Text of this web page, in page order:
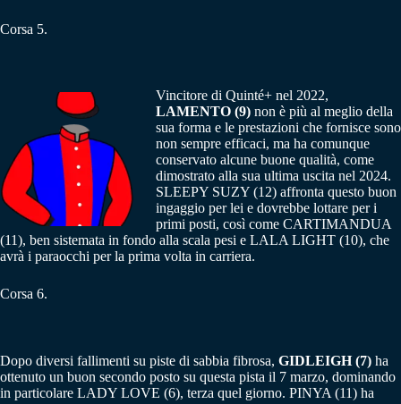
Corsa 5.
Vincitore di Quinté+ nel 2022,
LAMENTO (9) non è più al meglio della
sua forma e le prestazioni che fornisce sono
non sempre efficaci, ma ha comunque
conservato alcune buone qualità, come
dimostrato alla sua ultima uscita nel 2024.
SLEEPY SUZY (12) affronta questo buon
ingaggio per lei e dovrebbe lottare per i
primi posti, così come CARTIMANDUA
(11), ben sistemata in fondo alla scala pesi e LALA LIGHT (10), che
avrà i paraocchi per la prima volta in carriera.
Corsa 6.
Dopo diversi fallimenti su piste di sabbia fibrosa, GIDLEIGH (7) ha
ottenuto un buon secondo posto su questa pista il 7 marzo, dominando
in particolare LADY LOVE (6), terza quel giorno. PINYA (11) ha